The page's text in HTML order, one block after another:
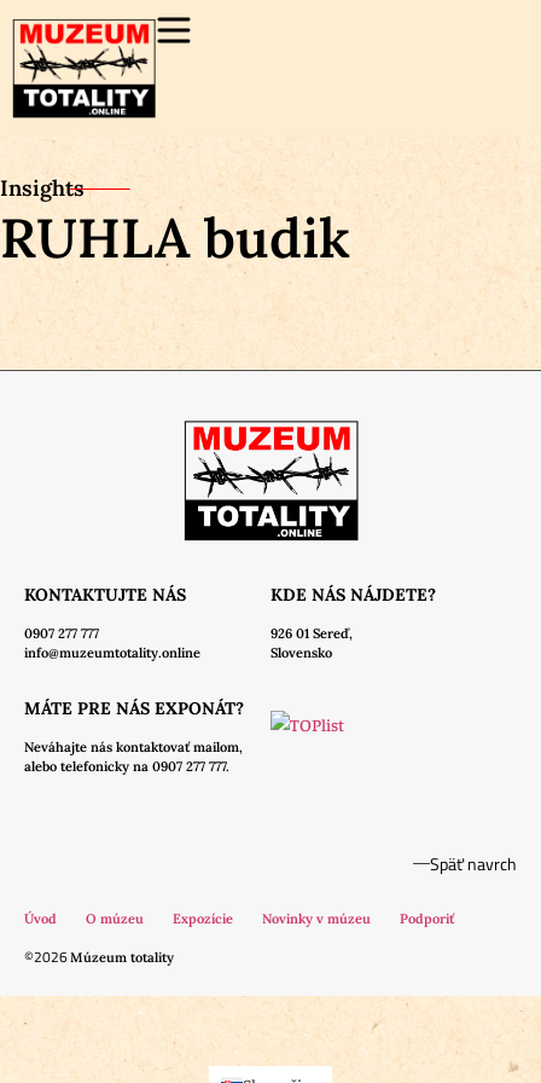
Insights
RUHLA budik
KONTAKTUJTE NÁS
0907 277 777
info@muzeumtotality.online
KDE NÁS NÁJDETE?
926 01 Sereď,
Slovensko
MÁTE PRE NÁS EXPONÁT?
Neváhajte nás kontaktovať mailom,
alebo telefonicky na 0907 277 777.
Späť navrch
Úvod O múzeu Expozície Novinky v múzeu Podporiť
©2026Múzeum totality